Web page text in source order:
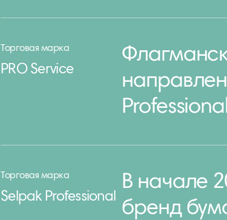
Торговая марка
PRO Service
Торговая марка
Selpak Professional
В начале
бренд